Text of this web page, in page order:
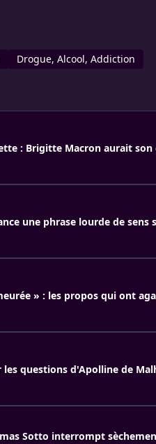
Drogue, Alcool, Addiction
: Brigitte Macron aurait son
une phrase lourde de sens
» : les propos qui ont
les questions d'Apolline de
Sotto interrompt